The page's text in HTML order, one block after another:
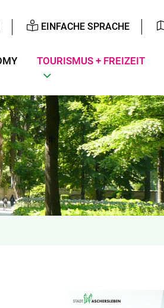
EINFACHE SPRACHE
TOURISMUS + FREIZEIT